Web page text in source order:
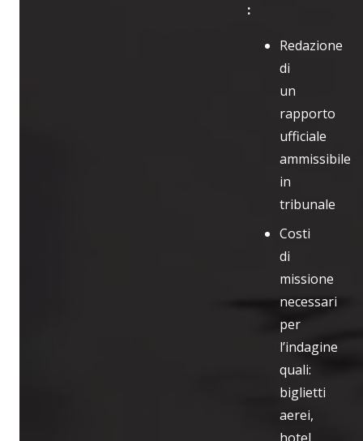
:
Redazione
di
un
rapporto
ufficiale
ammissibile
in
tribunale
Costi
di
missione
necessari
per
l’indagine
quali:
biglietti
aerei,